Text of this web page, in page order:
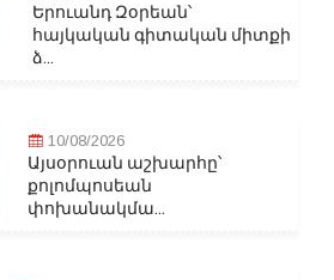
Երուանդ Զօրեան՝
հայկական գիտական միտքի
ձ...
10/08/2026
Այսօրուան աշխարհը՝
քոլոմպոսեան
փոխանակմա...